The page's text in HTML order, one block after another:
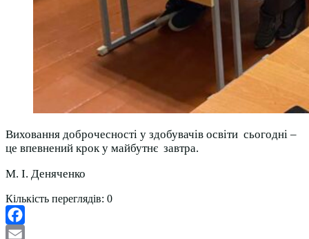
Виховання доброчесності у здобувачів освіти сьогодні –
це впевнений крок у майбутнє завтра.
М. І. Деняченко
Кількість переглядів: 0
Facebook